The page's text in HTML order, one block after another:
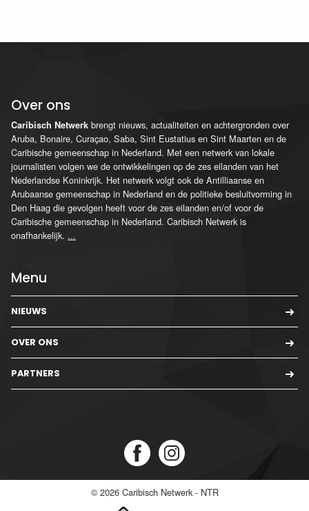
Over ons
Caribisch Netwerk brengt nieuws, actualiteiten en achtergronden over
Aruba, Bonaire, Curaçao, Saba, Sint Eustatius en Sint Maarten en de
Caribische gemeenschap in Nederland. Met een netwerk van lokale
journalisten volgen we de ontwikkelingen op de zes eilanden van het
Nederlandse Koninkrijk. Het netwerk volgt ook de Antilliaanse en
Arubaanse gemeenschap in Nederland en de politieke besluitvorming in
Den Haag die gevolgen heeft voor de zes eilanden en/of voor de
Caribische gemeenschap in Nederland. Caribisch Netwerk is
onafhankelijk. ...
Menu
NIEUWS
OVER ONS
PARTNERS
© 2026 Caribisch Netwerk - NTR